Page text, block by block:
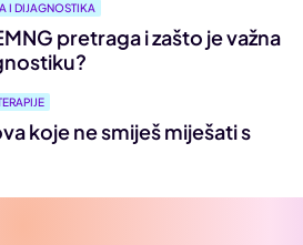
I DIJAGNOSTIKA
pretraga i zašto je važna
koje ne smiješ miješati s